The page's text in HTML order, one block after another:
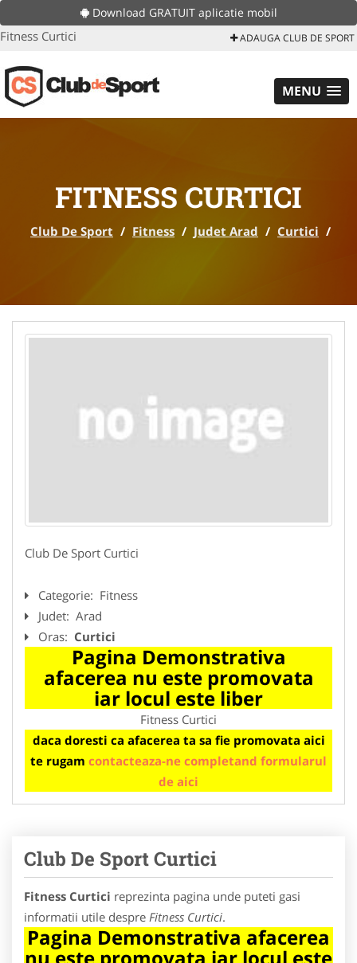
Download GRATUIT aplicatie mobil
Fitness Curtici ADAUGA CLUB DE SPORT
MENU
FITNESS CURTICI
Club De Sport / Fitness / Judet Arad / Curtici /
Club De Sport Curtici
Categorie: Fitness
Judet: Arad
Oras: Curtici
Pagina Demonstrativa
afacerea nu este promovata
iar locul este liber
Fitness Curtici
daca doresti ca afacerea ta sa fie promovata aici
te rugam contacteaza-ne completand formularul
de aici
Club De Sport Curtici
Fitness Curtici reprezinta pagina unde puteti gasi
informatii utile despre Fitness Curtici.
Pagina Demonstrativa afacerea
nu este promovata iar locul este